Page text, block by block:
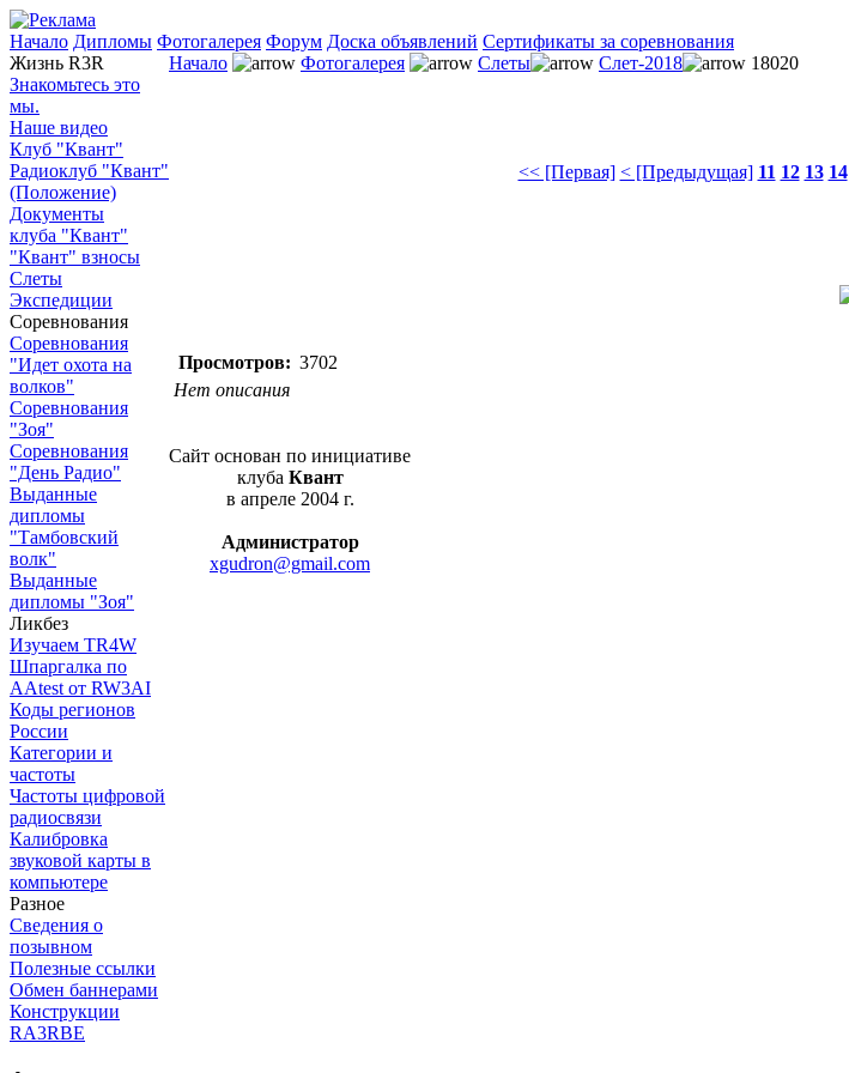
Начало Дипломы Фотогалерея Форум Доска объявлений Сертификаты за соревнования
Жизнь R3R
Знакомьтесь это
мы.
Наше видео
Клуб "Квант"
Радиоклуб "Квант"
(Положение)
Документы
клуба "Квант"
"Квант" взносы
Слеты
Экспедиции
Соревнования
Соревнования
"Идет охота на
волков"
Соревнования
"Зоя"
Соревнования
"День Радио"
Выданные
дипломы
"Тамбовский
волк"
Выданные
дипломы "Зоя"
Ликбез
Изучаем TR4W
Шпаргалка по
AAtest от RW3AI
Коды регионов
России
Категории и
частоты
Частоты цифровой
радиосвязи
Калибровка
звуковой карты в
компьютере
Разное
Сведения о
позывном
Полезные ссылки
Обмен баннерами
Конструкции
RA3RBE
Начало Фотогалерея Слеты Слет-2018 18020
<< [Первая] < [Предыдущая] 11 12 13 14
Просмотров: 3702
Нет описания
Сайт основан по инициативе
клуба Квант
в апреле 2004 г.
Администратор
xgudron@gmail.com